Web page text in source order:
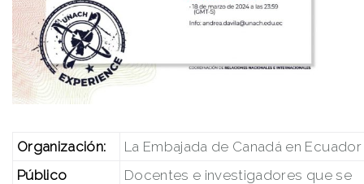
Organización:
La Embajada de Canadá en Ecuador
Público
Docentes e investigadores que se